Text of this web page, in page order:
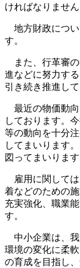
ければなりません
地方財政につい
す。
また、行革審の
進などに努力す
引き続き推進して
最近の物価動向
しております。
等の動向を十分
してまいります
図ってまいります
雇用に関しては
着などのための
充実強化、職業
す。
中小企業は、我
環境の変化に柔
の育成を目指し